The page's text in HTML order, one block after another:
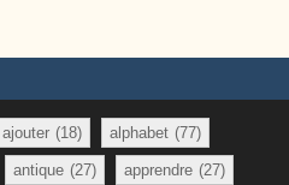
ajouter (18) alphabet (77)
antique (27) apprendre (27)